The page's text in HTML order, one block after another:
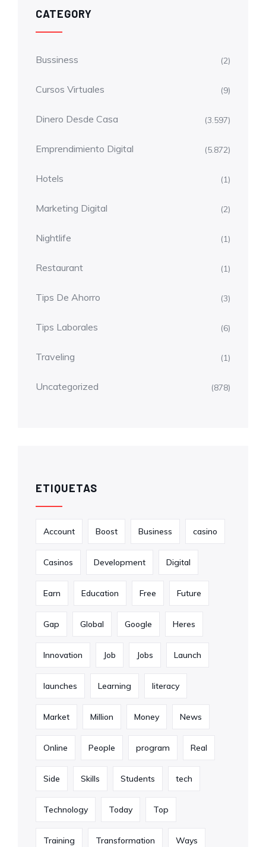
CATEGORY
Bussiness (2)
Cursos Virtuales (9)
Dinero Desde Casa (3.597)
Emprendimiento Digital (5.872)
Hotels (1)
Marketing Digital (2)
Nightlife (1)
Restaurant (1)
Tips De Ahorro (3)
Tips Laborales (6)
Traveling (1)
Uncategorized (878)
ETIQUETAS
Account Boost Business casino
Casinos Development Digital
Earn Education Free Future
Gap Global Google Heres
Innovation Job Jobs Launch
launches Learning literacy
Market Million Money News
Online People program Real
Side Skills Students tech
Technology Today Top
Training Transformation Ways